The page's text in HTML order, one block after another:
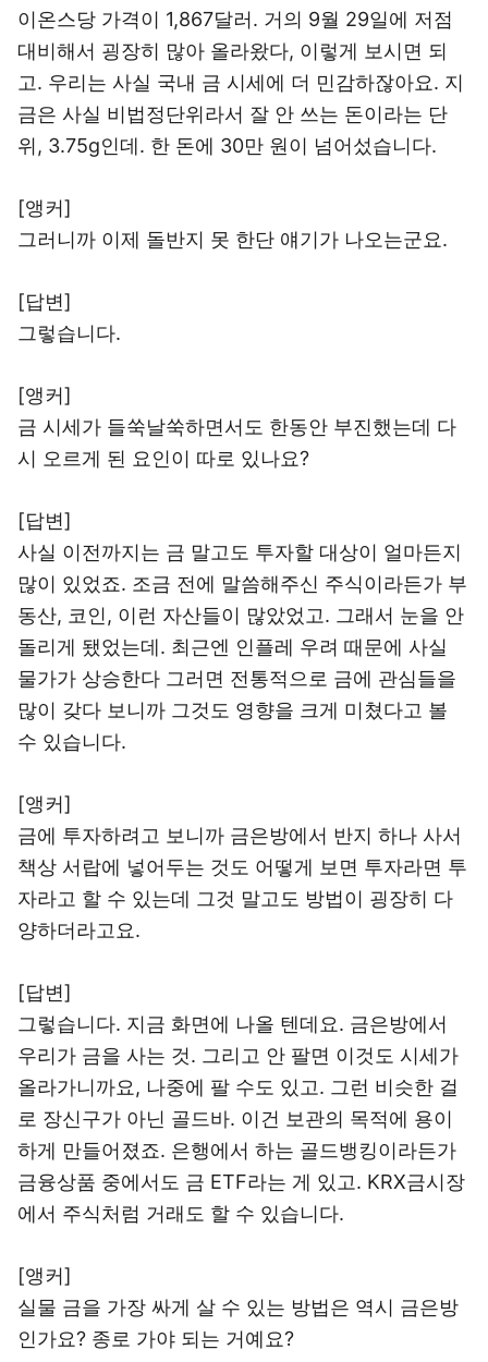
이온스당 가격이 1,867달러. 거의 9월 29일에 저점
대비해서 굉장히 많아 올라왔다, 이렇게 보시면 되
고. 우리는 사실 국내 금 시세에 더 민감하잖아요. 지
금은 사실 비법정단위라서 잘 안 쓰는 돈이라는 단
위, 3.75g인데. 한 돈에 30만 원이 넘어섰습니다.
[앵커]
그러니까 이제 돌반지 못 한단 얘기가 나오는군요.
[답변]
그렇습니다.
[앵커]
금 시세가 들쑥날쑥하면서도 한동안 부진했는데 다
시 오르게 된 요인이 따로 있나요?
[답변]
사실 이전까지는 금 말고도 투자할 대상이 얼마든지
많이 있었죠. 조금 전에 말씀해주신 주식이라든가 부
동산, 코인, 이런 자산들이 많았었고. 그래서 눈을 안
돌리게 됐었는데. 최근엔 인플레 우려 때문에 사실
물가가 상승한다 그러면 전통적으로 금에 관심들을
많이 갖다 보니까 그것도 영향을 크게 미쳤다고 볼
수 있습니다.
[앵커]
금에 투자하려고 보니까 금은방에서 반지 하나 사서
책상 서랍에 넣어두는 것도 어떻게 보면 투자라면 투
자라고 할 수 있는데 그것 말고도 방법이 굉장히 다
양하더라고요.
[답변]
그렇습니다. 지금 화면에 나올 텐데요. 금은방에서
우리가 금을 사는 것. 그리고 안 팔면 이것도 시세가
올라가니까요, 나중에 팔 수도 있고. 그런 비슷한 걸
로 장신구가 아닌 골드바. 이건 보관의 목적에 용이
하게 만들어졌죠. 은행에서 하는 골드뱅킹이라든가
금융상품 중에서도 금 ETF라는 게 있고. KRX금시장
에서 주식처럼 거래도 할 수 있습니다.
[앵커]
실물 금을 가장 싸게 살 수 있는 방법은 역시 금은방
인가요? 종로 가야 되는 거예요?